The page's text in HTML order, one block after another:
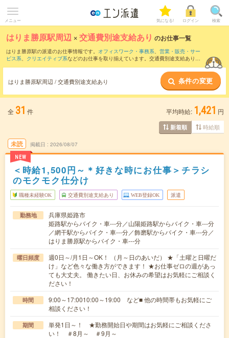
メニュー 気になる! ログイン 検索
はりま勝原駅周辺 ×交通費別途支給あり のお仕事一覧
はりま勝原駅の派遣のお仕事情報です。 オフィスワーク・事務系、 営業・販売・サー
ビス系、 クリエイティブ系などのお仕事を取り揃えています。交通費別途支給ありの
はりま勝原駅周辺 / 交通費別途支給あり 条件の変更
全 31 件 平均時給: 1,421 円
新着順 時給順
未読
NEW
掲載日 2026/08/07
＜時給1,500円～＊好きな時にお仕事＞チラシ
のモクモク仕分け
職種未経験OK 交通費別途支給あり WEB登録OK 派遣
勤務地
兵庫県姫路市
姫路駅からバイク・車---分／山陽姫路駅からバイク・車---分
／網干駅からバイク・車---分／飾磨駅からバイク・車---分／
はりま勝原駅からバイク・車---分
曜日頻度
週0日～/月1日～OK！ （月～日のあいだ） ★「土曜と日曜だ
け」など色々な働き方ができます！ ★お仕事ゼロの週があっ
ても大丈夫。 働きたい日、お休みの希望はお気軽にご相談く
ださい！
時間
9:00～17:0010:00～19:00 など■ 他の時間帯もお気軽にご
相談ください！
期間
単発1日～！ ★勤務開始日や期間はお気軽にご相談くださ
い！ ＃8月～ ＃9月～